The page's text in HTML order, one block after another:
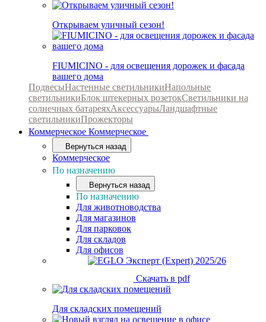
Открываем уличный сезон!
FIUMICINO - для освещения дорожек и фасада
вашего дома
ПодвесыНастенные светильникиНапольные
светильникиБлок штекерных розетокСветильники на
солнечных батареяхАксессуарыЛандшафтные
светильникиПрожекторы
Коммерческое Коммерческое
Вернуться назад
Коммерческое
По назначению
Вернуться назад
По назначению
Для животноводства
Для магазинов
Для парковок
Для складов
Для офисов
Скачать в pdf
Для складских помещений